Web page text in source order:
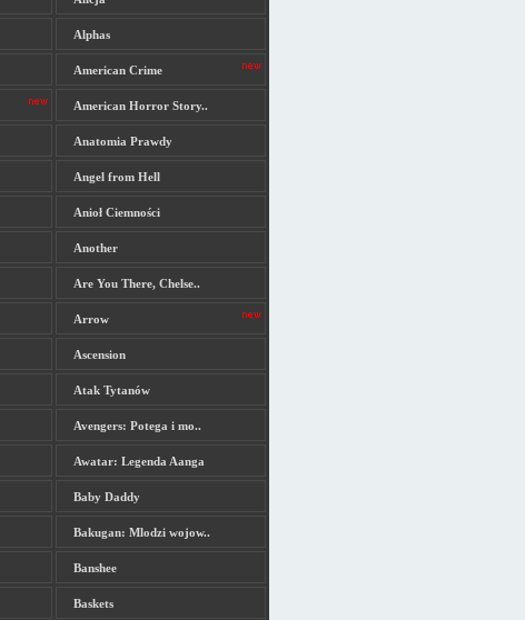
Alphas
American Crime
American Horror Story..
Anatomia Prawdy
Angel from Hell
Anioł Ciemności
Another
Are You There, Chelse..
Arrow
Ascension
Atak Tytanów
Avengers: Potega i mo..
Awatar: Legenda Aanga
Baby Daddy
Bakugan: Mlodzi wojow..
Banshee
Baskets